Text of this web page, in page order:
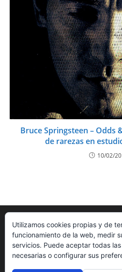
Bruce Springsteen – Odds
de rarezas en
10/02/
Utilizamos cookies propias y de
funcionamiento de la web, medir
servicios. Puede aceptar todas
necesarias o configurar sus